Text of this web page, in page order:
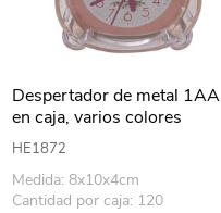
Despertador de metal 1AA
en caja, varios colores
HE1872
Medida: 8x10x4cm
Cantidad por caja: 120